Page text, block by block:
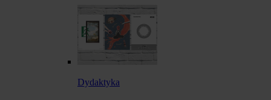
Dydaktyka